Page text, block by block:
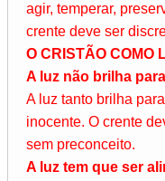
agir, temperar,
crente deve ser
O CRISTÃO COMO
A luz não brilha
A luz tanto brilha
inocente. O crente
sem preconceito.
A luz tem que ser